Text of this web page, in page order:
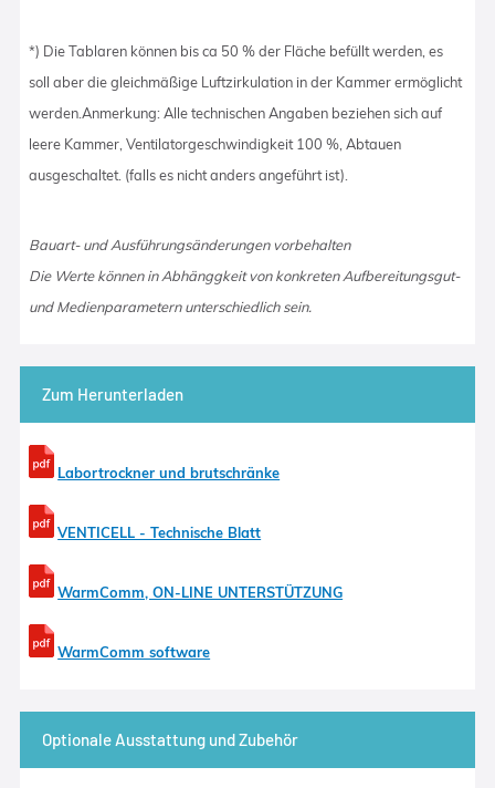
*) Die Tablaren können bis ca 50 % der Fläche befüllt werden, es
soll aber die gleichmäßige Luftzirkulation in der Kammer ermöglicht
werden.Anmerkung: Alle technischen Angaben beziehen sich auf
leere Kammer, Ventilatorgeschwindigkeit 100 %, Abtauen
ausgeschaltet. (falls es nicht anders angeführt ist).
Bauart- und Ausführungsänderungen vorbehalten
Die Werte können in Abhänggkeit von konkreten Aufbereitungsgut-
und Medienparametern unterschiedlich sein.
Zum Herunterladen
Labortrockner und brutschränke
VENTICELL - Technische Blatt
WarmComm, ON-LINE UNTERSTÜTZUNG
WarmComm software
Optionale Ausstattung und Zubehör